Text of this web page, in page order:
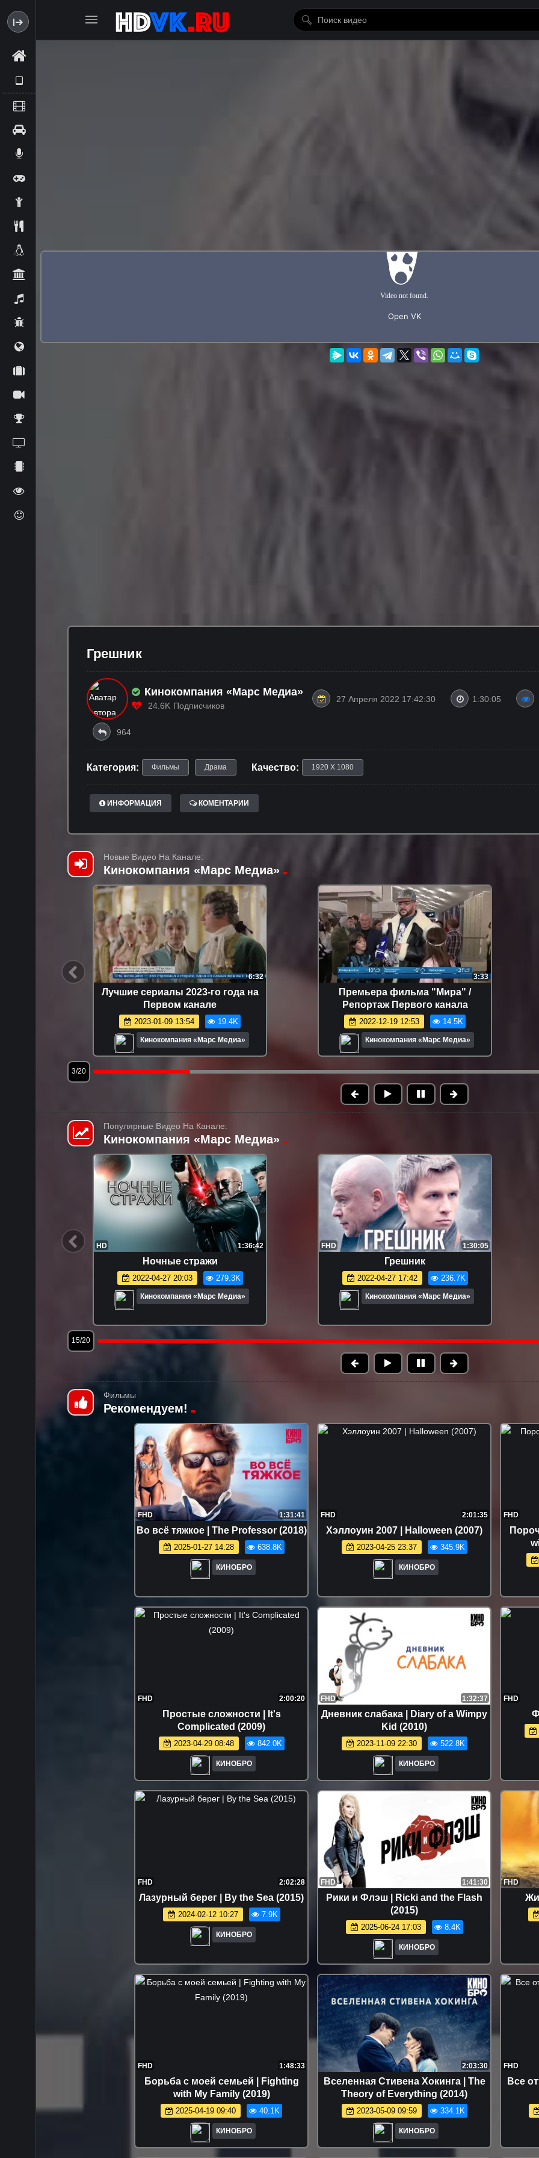
Грешник
Кинокомпания «Марс Медиа»
24.6K Подписчиков
27 Апреля 2022 17:42:30 1:30:05
964
Категория: Фильмы Драма Качество: 1920 X 1080
ИНФОРМАЦИЯ КОМЕНТАРИИ
Новые Видео На Канале:
Кинокомпания «Марс Медиа»
6:32
Лучшие сериалы 2023-го года на
Первом канале
2023-01-09 13:54 19.4K
Кинокомпания «Марс Медиа»
3:33
Премьера фильма "Мира" /
Репортаж Первого канала
2022-12-19 12:53 14.5K
Кинокомпания «Марс Медиа»
3/20
Популярные Видео На Канале:
Кинокомпания «Марс Медиа»
FHD 1:40:12
Землетрясение
2022-04-27 18:36 162.5K
Кинокомпания «Марс Медиа»
FHD 48:04
Ивановы. Часть 1
2022-04-28 00:04 107.7K
Кинокомпания «Марс Медиа»
18/20
Фильмы
Рекомендуем!
FHD 1:31:41
Во всё тяжкое | The Professor (2018)
2025-01-27 14:28 638.8K
КИНОБРО
FHD 2:01:35
Хэллоуин 2007 | Halloween (2007)
2023-04-25 23:37 345.9K
КИНОБРО
FHD
FHD 2:00:20
Простые сложности | It's
Complicated (2009)
2023-04-29 08:48 842.0K
КИНОБРО
FHD 1:32:37
Дневник слабака | Diary of a Wimpy
Kid (2010)
2023-11-09 22:30 522.8K
КИНОБРО
FHD
FHD 2:02:28
Лазурный берег | By the Sea (2015)
2024-02-12 10:27 7.9K
КИНОБРО
FHD 1:41:30
Рики и Флэш | Ricki and the Flash
(2015)
2025-06-24 17:03 8.4K
КИНОБРО
FHD
FHD 1:48:33
Борьба с моей семьей | Fighting
with My Family (2019)
2025-04-19 09:40 40.1K
КИНОБРО
2:03:30
Вселенная Стивена Хокинга | The
Theory of Everything (2014)
2023-05-09 09:59 334.1K
КИНОБРО
FHD
Все